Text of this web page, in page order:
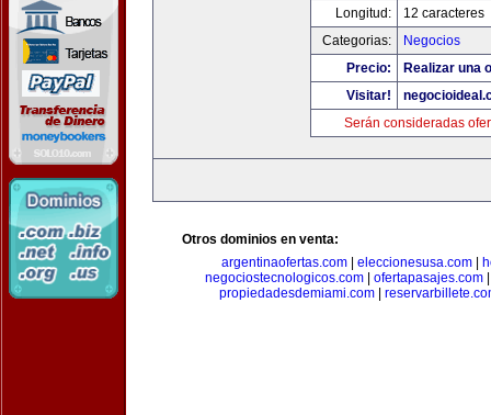
Longitud:
12 caracteres
Categorias:
Negocios
Precio:
Realizar una
Visitar!
Serán consideradas
Otros dominios en venta:
argentinaofertas.com| eleccionesusa.com|
negociostecnologicos.com
ofertapasajes.com
propiedadesdemiami.com